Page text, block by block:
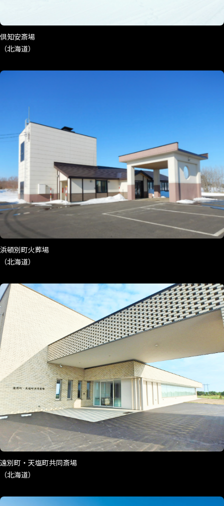
倶知安斎場
（北海道）
浜頓別町火葬場
（北海道）
遠別町・天塩町共同斎場
（北海道）